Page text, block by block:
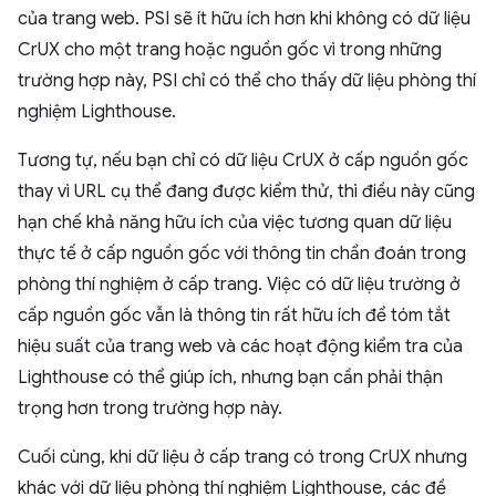
của trang web. PSI sẽ ít hữu ích hơn khi không có dữ liệu
CrUX cho một trang hoặc nguồn gốc vì trong những
trường hợp này, PSI chỉ có thể cho thấy dữ liệu phòng thí
nghiệm Lighthouse.
Tương tự, nếu bạn chỉ có dữ liệu CrUX ở cấp nguồn gốc
thay vì URL cụ thể đang được kiểm thử, thì điều này cũng
hạn chế khả năng hữu ích của việc tương quan dữ liệu
thực tế ở cấp nguồn gốc với thông tin chẩn đoán trong
phòng thí nghiệm ở cấp trang. Việc có dữ liệu trường ở
cấp nguồn gốc vẫn là thông tin rất hữu ích để tóm tắt
hiệu suất của trang web và các hoạt động kiểm tra của
Lighthouse có thể giúp ích, nhưng bạn cần phải thận
trọng hơn trong trường hợp này.
Cuối cùng, khi dữ liệu ở cấp trang có trong CrUX nhưng
khác với dữ liệu phòng thí nghiệm Lighthouse, các đề